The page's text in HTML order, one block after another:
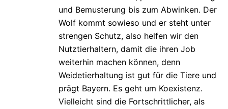
und Bemusterung bis zum Abwinken. Der
Wolf kommt sowieso und er steht unter
strengen Schutz, also helfen wir den
Nutztierhaltern, damit die ihren Job
weiterhin machen können, denn
Weidetierhaltung ist gut für die Tiere und
prägt Bayern. Es geht um Koexistenz.
Vielleicht sind die Fortschrittlicher, als